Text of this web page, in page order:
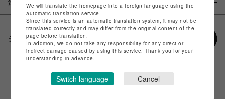
注意事項
シェアする
We will translate the homepage into a foreign language using the
automatic translation service.
Since this service is an automatic translation system, it may not be
translated correctly and may differ from the original content of the
page before translation.
In addition, we do not take any responsibility for any direct or
indirect damage caused by using this service. Thank you for your
understanding in advance.
Switch language Cancel